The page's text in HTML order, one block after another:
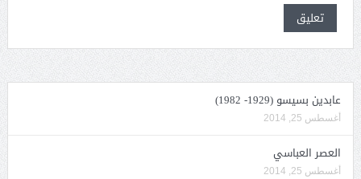
عابدين بسيسو (1929- 1982)
أغسطس 25, 2014
العصر العباسي
أغسطس 25, 2014